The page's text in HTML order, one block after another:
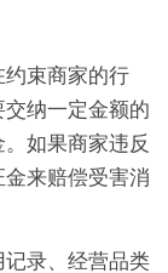
束商家的行
纳一定金额的
如果商家违反
来赔偿受害消
录、经营品类